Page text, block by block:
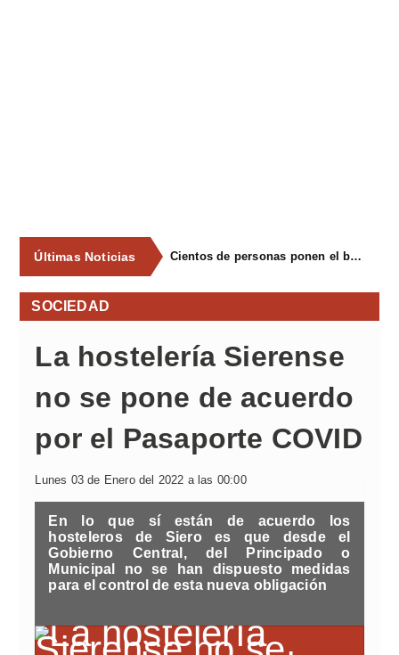
Últimas Noticias Cientos de personas ponen el broche final a las fiestas de La Salud de Lieres con la tradicional merienda
SOCIEDAD
La hostelería Sierense
no se pone de acuerdo
por el Pasaporte COVID
Lunes 03 de Enero del 2022 a las 00:00
En lo que sí están de acuerdo los
hosteleros de Siero es que desde el
Gobierno Central, del Principado o
Municipal no se han dispuesto medidas
para el control de esta nueva obligación